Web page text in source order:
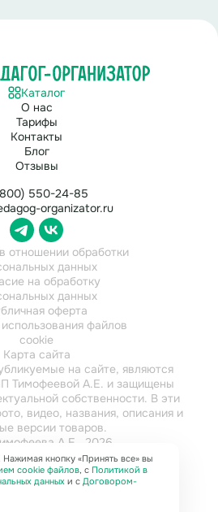
Каталог
О нас
Тарифы
Контакты
Блог
Отзывы
550-24-85
organizator.ru
отношении обработки
данных
на обработку
данных
оферта
файлов
cookie
Карта сайта
на сайте, являются
Тимофеевой А.Е. и защищены
собственности. В эти
видео, названия, описания и
версии товаров.
А.Е., 2026
784202616921
кнопку «Принять все» вы
cookie файлов, с Политикой в
данных и с Договором-